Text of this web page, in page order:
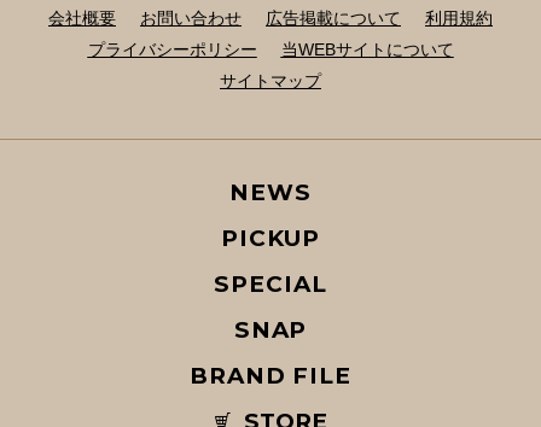
会社概要 お問い合わせ 広告掲載について
利用規約
プライバシーポリシー
当WEBサイトについて
サイトマップ
NEWS
PICKUP
SPECIAL
SNAP
BRAND FILE